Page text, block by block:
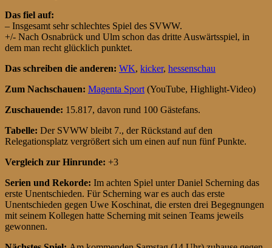
Das fiel auf:
– Insgesamt sehr schlechtes Spiel des SVWW.
+/- Nach Osnabrück und Ulm schon das dritte Auswärtsspiel, in
dem man recht glücklich punktet.
Das schreiben die anderen: WK, kicker, hessenschau
Zum Nachschauen: Magenta Sport (YouTube, Highlight-Video)
Zuschauende: 15.817, davon rund 100 Gästefans.
Tabelle: Der SVWW bleibt 7., der Rückstand auf den
Relegationsplatz vergrößert sich um einen auf nun fünf Punkte.
Vergleich zur Hinrunde: +3
Serien und Rekorde: Im achten Spiel unter Daniel Scherning das
erste Unentschieden. Für Scherning war es auch das erste
Unentschieden gegen Uwe Koschinat, die ersten drei Begegnungen
mit seinem Kollegen hatte Scherning mit seinen Teams jeweils
gewonnen.